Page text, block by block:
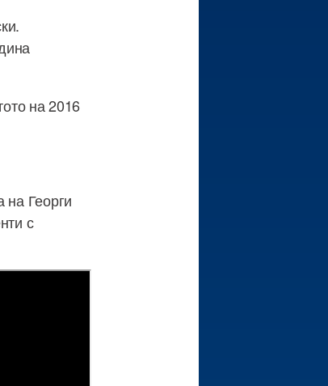
на 2016
на Георги
с